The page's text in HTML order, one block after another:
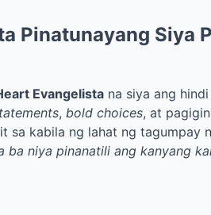
Pinatunayang Siya
Evangelista na siya ang
, bold choices, at
sa kabila ng lahat ng tagumpay
ba niya pinanatili ang kanyang